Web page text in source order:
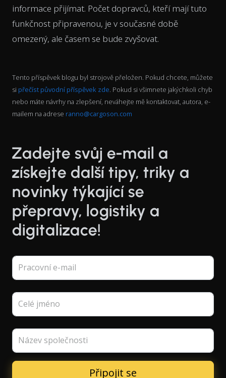
informace přijímat. Počet dopravců, kteří mají tuto
funkčnost připravenou, je v současné době
omezený, ale časem se bude zvyšovat.
Tento příspěvek blogu byl strojově přeložen. Pokud chcete, můžete
si přečíst původní příspěvek zde. Pokud si všimnete jakýchkoli chyb
nebo máte návrhy na zlepšení, neváhejte mě kontaktovat, autora, e-
mailem na adrese ranno@cargoson.com
Zadejte svůj e-mail a
získejte další tipy, triky a
novinky týkající se
přepravy, logistiky a
digitalizace!
Pracovní e-mail
Celé jméno
Název společnosti